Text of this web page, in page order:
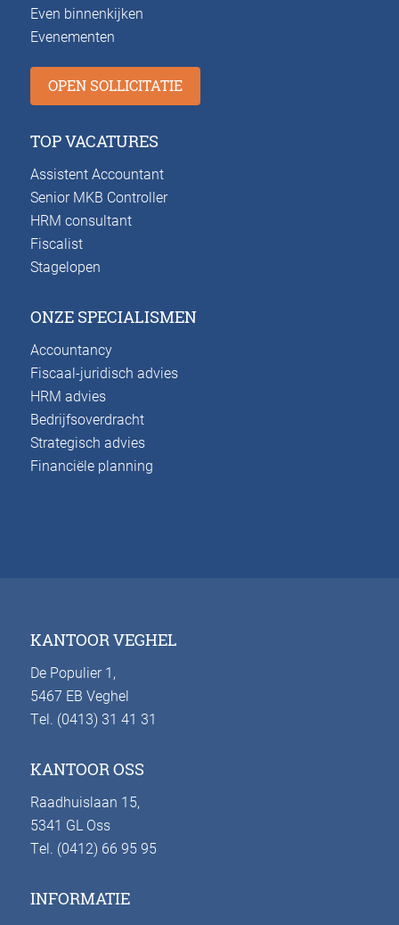
Even binnenkijken
Evenementen
OPEN SOLLICITATIE
TOP VACATURES
Assistent Accountant
Senior MKB Controller
HRM consultant
Fiscalist
Stagelopen
ONZE SPECIALISMEN
Accountancy
Fiscaal-juridisch advies
HRM advies
Bedrijfsoverdracht
Strategisch advies
Financiële planning
KANTOOR VEGHEL
De Populier 1,
5467 EB Veghel
Tel. (0413) 31 41 31
KANTOOR OSS
Raadhuislaan 15,
5341 GL Oss
Tel. (0412) 66 95 95
INFORMATIE